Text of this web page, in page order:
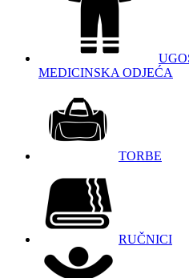
MEDICINSKA ODJEĆA
TORBE
RUČNICI